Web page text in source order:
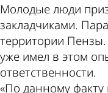
Молодые люди
закладчиками.
территории
уже имел в этом
ответственности.
«По данному факту